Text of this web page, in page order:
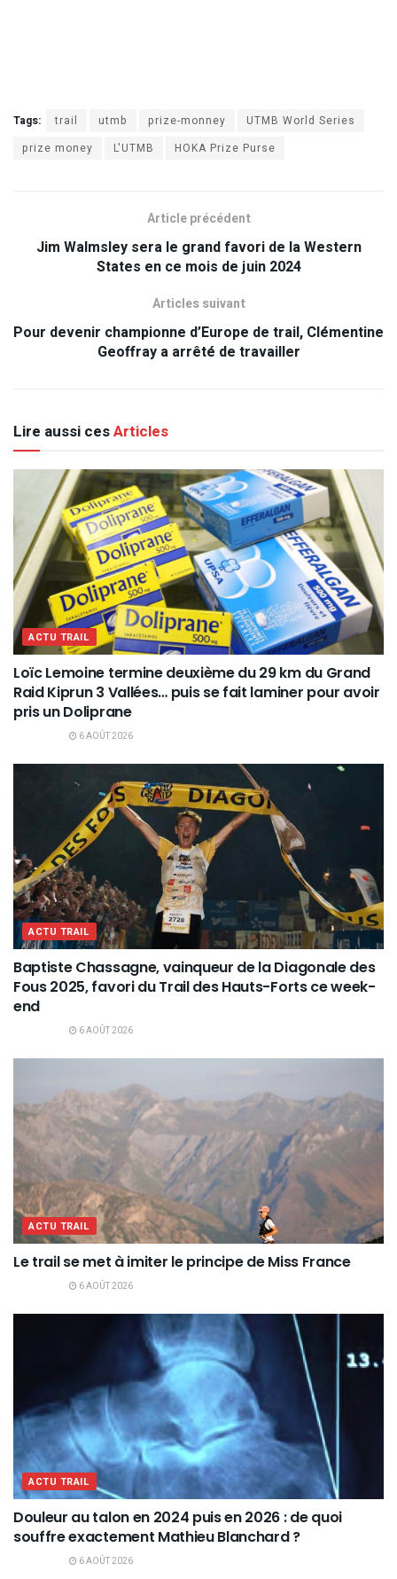
Tags: trail utmb prize-monney
UTMB World Series
prize money
L'UTMB HOKA Prize Purse
Article précédent
Jim Walmsley sera le grand favori de la Western
States en ce mois de juin 2024
Articles suivant
Pour devenir championne d’Europe de trail, Clémentine
Geoffray a arrêté de travailler
Lire aussi cesArticles
ACTU TRAIL
Loïc Lemoine termine deuxième du 29 km du Grand
Raid Kiprun 3 Vallées… puis se fait laminer pour avoir
pris un Doliprane
6 AOÛT 2026
ACTU TRAIL
Baptiste Chassagne, vainqueur de la Diagonale des
Fous 2025, favori du Trail des Hauts-Forts ce week-
end
6 AOÛT 2026
ACTU TRAIL
Le trail se met à imiter le principe de Miss France
6 AOÛT 2026
ACTU TRAIL
Douleur au talon en 2024 puis en 2026 : de quoi
souffre exactement Mathieu Blanchard ?
6 AOÛT 2026